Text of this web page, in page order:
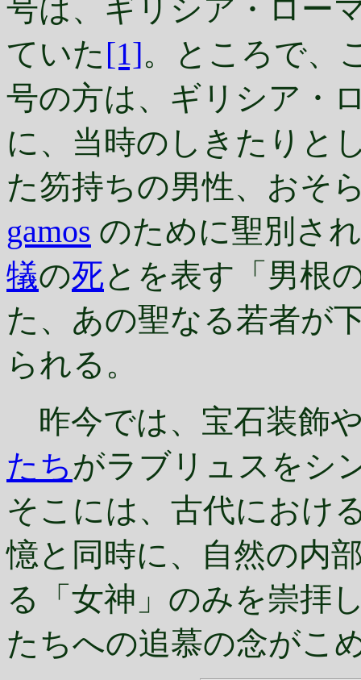
号は、ギリシア・ロー
ていた [1]。ところで、
号の方は、ギリシア・
に、当時のしきたりと
た笏持ちの男性、おそ
gamos のために聖別さ
犠の死とを表す「男根
た、あの聖なる若者が
られる。
昨今では、宝石装飾
たちがラブリュスをシ
そこには、古代におけ
憶と同時に、自然の内
る「女神」のみを崇拝
たちへの追慕の念がこ